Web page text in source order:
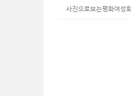
사진으로보는평화여성회